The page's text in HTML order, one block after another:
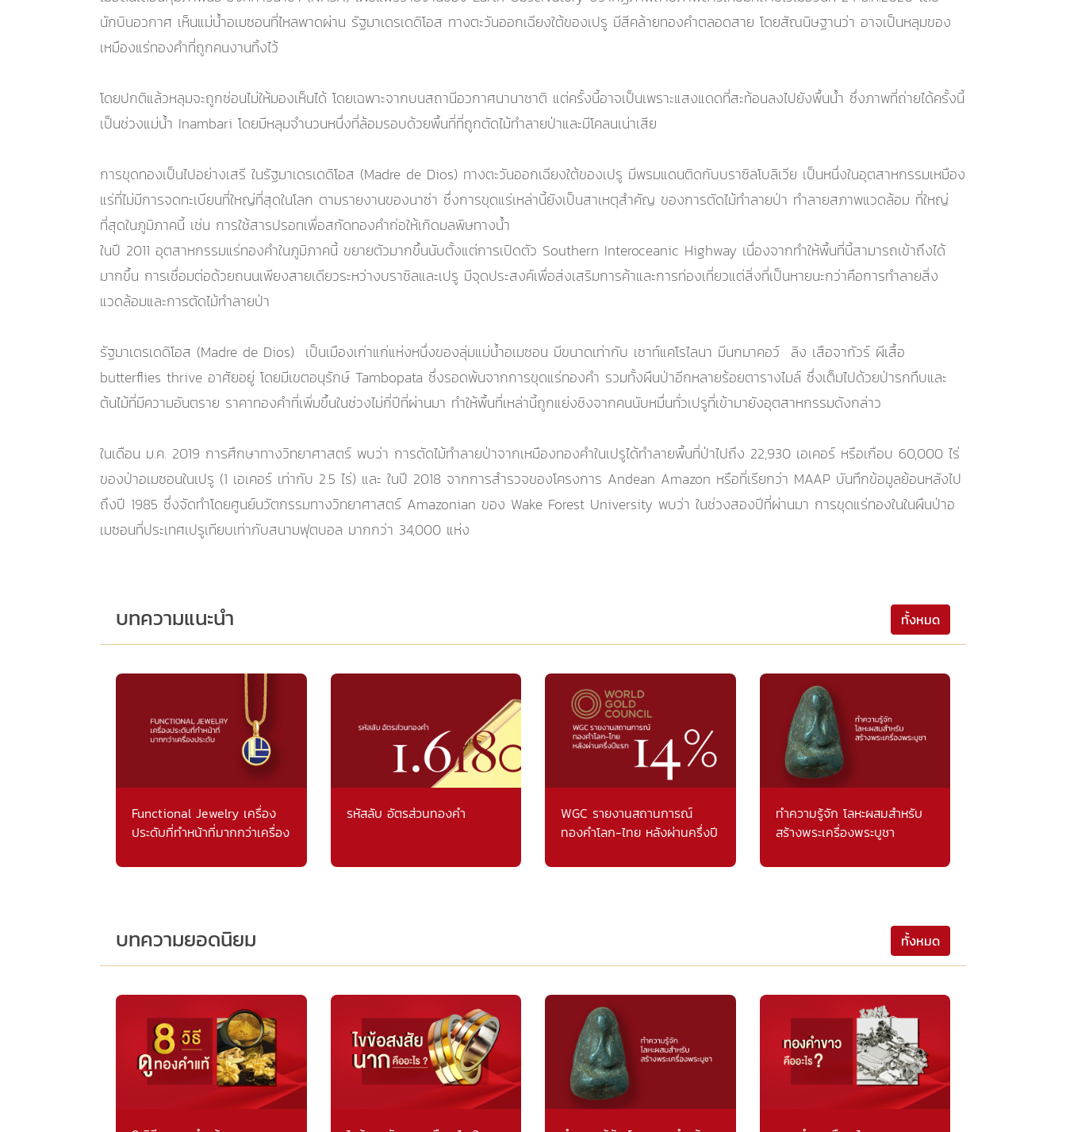
นักบินอวกาศ เห็นแม่น้ำอเมซอนที่ไหลพาดผ่าน รัฐมาเดรเดดิโอส ทางตะวันออกเฉียงใต้ของเปรู มีสีคล้ายทองคำตลอดสาย โดยสัณนิษฐานว่า อาจเป็นหลุมของ
เหมืองแร่ทองคำที่ถูกคนงานทิ้งไว้
โดยปกติแล้วหลุมจะถูกซ่อนไม่ให้มองเห็นได้ โดยเฉพาะจากบนสถานีอวกาศนานาชาติ แต่ครั้งนี้อาจเป็นเพราะแสงแดดที่สะท้อนลงไปยังพื้นน้ำ ซึ่งภาพที่ถ่ายได้ครั้งนี้
เป็นช่วงแม่น้ำ Inambari โดยมีหลุมจำนวนหนึ่งที่ล้อมรอบด้วยพื้นที่ที่ถูกตัดไม้ทำลายป่าและมีโคลนเน่าเสีย
การขุดทองเป็นไปอย่างเสรี ในรัฐมาเดรเดดิโอส (Madre de Dios) ทางตะวันออกเฉียงใต้ของเปรู มีพรมแดนติดกับบราซิลโบลิเวีย เป็นหนึ่งในอุตสาหกรรมเหมือง
แร่ที่ไม่มีการจดทะเบียนที่ใหญ่ที่สุดในโลก ตามรายงานของนาซ่า ซึ่งการขุดแร่เหล่านี้ยังเป็นสาเหตุสำคัญ ของการตัดไม้ทำลายป่า ทำลายสภาพแวดล้อม ที่ใหญ่
ที่สุดในภูมิภาคนี้ เช่น การใช้สารปรอทเพื่อสกัดทองคำก่อให้เกิดมลพิษทางน้ำ
ในปี 2011 อุตสาหกรรมแร่ทองคำในภูมิภาคนี้ ขยายตัวมากขึ้นนับตั้งแต่การเปิดตัว Southern Interoceanic Highway เนื่องจากทำให้พื้นที่นี้สามารถเข้าถึงได้
มากขึ้น การเชื่อมต่อด้วยถนนเพียงสายเดียวระหว่างบราซิลและเปรู มีจุดประสงค์เพื่อส่งเสริมการค้าและการท่องเที่ยวแต่สิ่งที่เป็นหายนะกว่าคือการทำลายสิ่ง
แวดล้อมและการตัดไม้ทำลายป่า
รัฐมาเดรเดดิโอส (Madre de Dios) เป็นเมืองเก่าแก่แห่งหนึ่งของลุ่มแม่น้ำอเมซอน มีขนาดเท่ากับ เซาท์แคโรไลนา มีนกมาคอว์ ลิง เสือจากัวร์ ผีเสื้อ
butterflies thrive อาศัยอยู่ โดยมีเขตอนุรักษ์ Tambopata ซึ่งรอดพ้นจากการขุดแร่ทองคำ รวมทั้งผืนป่าอีกหลายร้อยตารางไมล์ ซึ่งเต็มไปด้วยป่ารกทึบและ
ต้นไม้ที่มีความอันตราย ราคาทองคำที่เพิ่มขึ้นในช่วงไม่กี่ปีที่ผ่านมา ทำให้พื้นที่เหล่านี้ถูกแย่งชิงจากคนนับหมื่นทั่วเปรูที่เข้ามายังอุตสาหกรรมดังกล่าว
ในเดือน ม.ค. 2019 การศึกษาทางวิทยาศาสตร์ พบว่า การตัดไม้ทำลายป่าจากเหมืองทองคำในเปรูได้ทำลายพื้นที่ป่าไปถึง 22,930 เอเคอร์ หรือเกือบ 60,000 ไร่
ของป่าอเมซอนในเปรู (1 เอเคอร์ เท่ากับ 2.5 ไร่) และ ในปี 2018 จากการสำรวจของโครงการ Andean Amazon หรือที่เรียกว่า MAAP บันทึกข้อมูลย้อนหลังไป
ถึงปี 1985 ซึ่งจัดทำโดยศูนย์นวัตกรรมทางวิทยาศาสตร์ Amazonian ของ Wake Forest University พบว่า ในช่วงสองปีที่ผ่านมา การขุดแร่ทองในในผืนป่าอ
เมซอนที่ประเทศเปรูเทียบเท่ากับสนามฟุตบอล มากกว่า 34,000 แห่ง
บทความแนะนำ ทั้งหมด
Functional Jewelry เครื่อง
ประดับที่ทำหน้าที่มากกว่าเครื่อง
รหัสลับ อัตรส่วนทองคำ
WGC รายงานสถานการณ์
ทองคำโลก-ไทย หลังผ่านครึ่งปี
ทำความรู้จัก โลหะผสมสำหรับ
สร้างพระเครื่องพระบูชา
บทความยอดนิยม ทั้งหมด